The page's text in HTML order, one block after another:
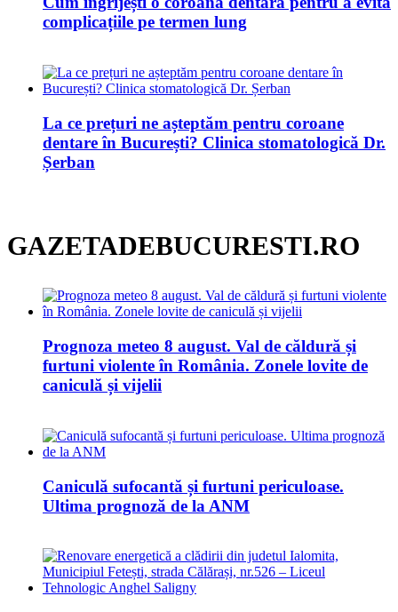
complicațiile pe termen lung
La ce prețuri ne așteptăm pentru coroane
dentare în București? Clinica stomatologică Dr.
Șerban
GAZETADEBUCURESTI.RO
Prognoza meteo 8 august. Val de căldură și
furtuni violente în România. Zonele lovite de
caniculă și vijelii
Caniculă sufocantă și furtuni periculoase.
Ultima prognoză de la ANM